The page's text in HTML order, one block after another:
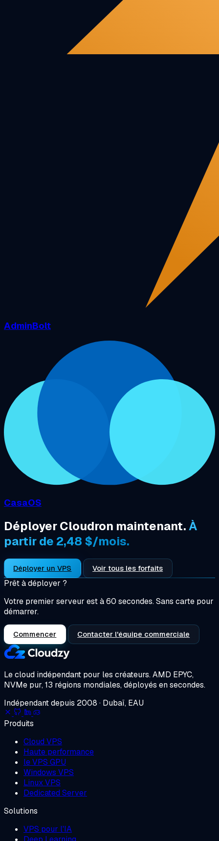
AdminBolt
CasaOS
Déployer Cloudron maintenant.À
partir de 2,48 $/mois.
Déployer un VPS Voir tous les forfaits
Prêt à déployer ?
Votre premier serveur est à 60 secondes. Sans carte pour
démarrer.
Commencer Contacter l'équipe commerciale
Le cloud indépendant pour les créateurs.AMD EPYC,
NVMe pur, 13 régions mondiales, déployés en secondes.
Indépendant depuis 2008 · Dubaï, EAU
Produits
Cloud VPS
Haute performance
le VPS GPU
Windows VPS
Linux VPS
Dedicated Server
Solutions
VPS pour l'IA